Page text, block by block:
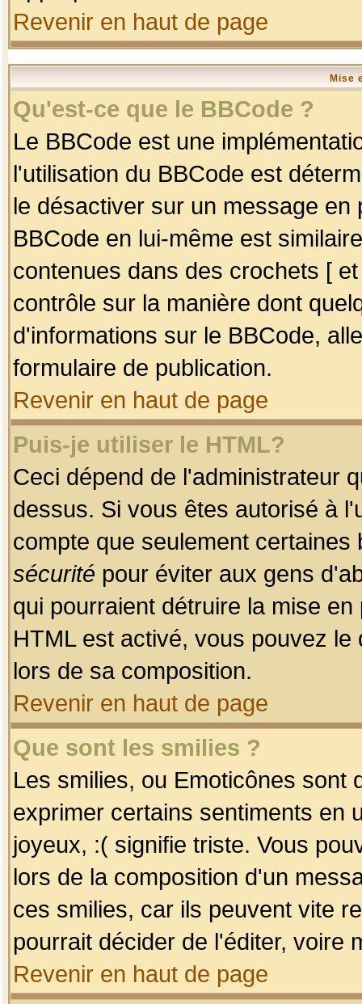
Revenir en haut de page
Mise
Qu'est-ce que le BBCode ?
Le BBCode est une
l'utilisation du BBCode est
le désactiver sur un message
BBCode en lui-même est
contenues dans des crochets [
contrôle sur la manière dont
d'informations sur le BBCode,
formulaire de publication.
Revenir en haut de page
Puis-je utiliser le HTML?
Ceci dépend de l'administrateur
dessus. Si vous êtes autorisé à
compte que seulement
sécurité pour éviter aux gens
qui pourraient détruire la mise
HTML est activé, vous pouvez
lors de sa composition.
Revenir en haut de page
Que sont les smilies ?
Les smilies, ou Emoticônes sont
exprimer certains sentiments en
joyeux, :( signifie triste. Vous
lors de la composition d'un
ces smilies, car ils peuvent vite
pourrait décider de l'éditer, voire
Revenir en haut de page